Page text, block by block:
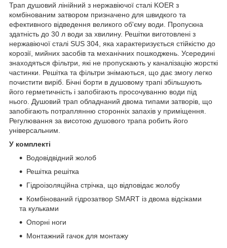
Трап душовий лінійний з нержавіючої сталі KOER з
комбінованим затвором призначено для швидкого та
ефективного відведення великого об'єму води. Пропускна
здатність до 30 л води за хвилину. Решітки виготовлені з
нержавіючої сталі SUS 304, яка характеризується стійкістю до
корозії, мийних засобів та механічних пошкоджень. Усередині
знаходяться фільтри, які не пропускають у каналізацію жорсткі
частинки. Решітка та фільтри знімаються, що дає змогу легко
почистити виріб. Бічні борти в душовому трапі збільшують
його герметичність і запобігають просочуванню води під
нього. Душовий трап обладнаний двома типами затворів, що
запобігають потраплянню сторонніх запахів у приміщення.
Регулювання за висотою душового трапа робить його
універсальним.
У комплекті
Водовідвідний жолоб
Решітка решітка
Гідроізоляційна стрічка, що відповідає жолобу
Комбінований гідрозатвор SMART із двома відсіками
та кульками
Опорні ноги
Монтажний гачок для монтажу